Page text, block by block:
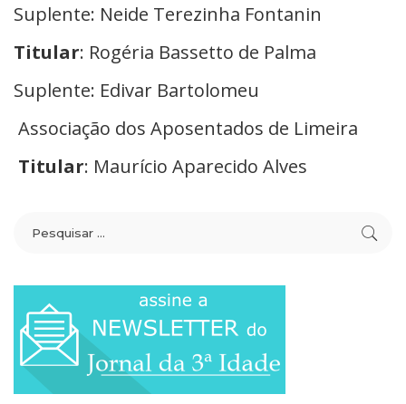
Suplente: Neide Terezinha Fontanin
Titular: Rogéria Bassetto de Palma
Suplente: Edivar Bartolomeu
Associação dos Aposentados de Limeira
Titular: Maurício Aparecido Alves